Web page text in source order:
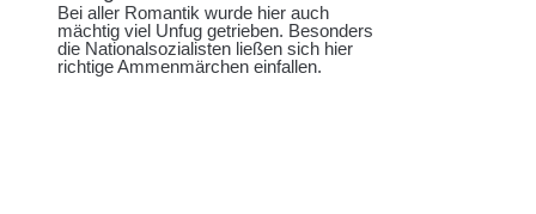
Bei aller Romantik wurde hier auch
mächtig viel Unfug getrieben. Besonders
die Nationalsozialisten ließen sich hier
richtige Ammenmärchen einfallen.